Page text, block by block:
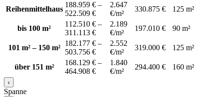
Reihenmittelhaus
188.959 € –
522.509 €
2.647
€/m²
330.875 € 125 m²
bis 100 m²
112.510 € –
311.113 €
2.189
€/m²
197.010 € 90 m²
101 m² – 150 m²
182.177 € –
503.756 €
2.552
€/m²
319.000 € 125 m²
über 151 m²
168.129 € –
464.908 €
1.840
€/m²
294.400 € 160 m²
‹
Spanne